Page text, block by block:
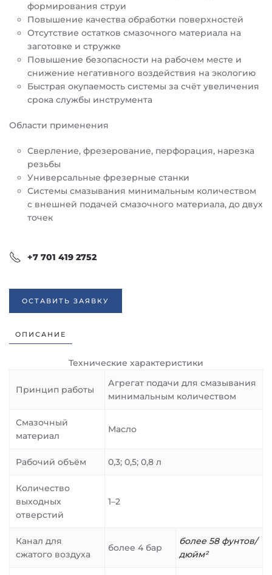
формирования струи
Повышение качества обработки поверхностей
Отсутствие остатков смазочного материала на
заготовке и стружке
Повышение безопасности на рабочем месте и
снижение негативного воздействия на экологию
Быстрая окупаемость системы за счёт увеличения
срока службы инструмента
Области применения
Сверление, фрезерование, перфорация, нарезка
резьбы
Универсальные фрезерные станки
Системы смазывания минимальным количеством
с внешней подачей смазочного материала, до двух
точек
+7 701 419 2752
ОСТАВИТЬ ЗАЯВКУ
ОПИСАНИЕ
Технические характеристики
Принцип работы
Агрегат подачи для смазывания
минимальным количеством
Смазочный
материал
Масло
Рабочий объём 0,3; 0,5; 0,8 л
Количество
выходных
отверстий
1–2
Канал для
сжатого воздуха
более 4 бар
более 58 фунтов/
дюйм²